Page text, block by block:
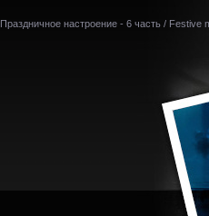
Праздничное настроение - 6 часть / Festive